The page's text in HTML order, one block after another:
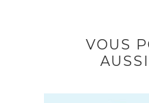
VOUS